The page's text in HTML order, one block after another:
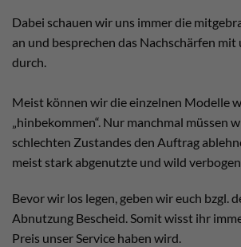
Dabei schauen wir uns immer die
an und besprechen das Nachschärfen
durch.
Meist können wir die einzelnen Modelle
„hinbekommen“. Nur manchmal müssen
schlechten Zustandes den Auftrag
meist stark abgenutzte und wild
Bevor wir los legen, geben wir euch bzgl.
Abnutzung Bescheid. Somit wisst ihr
Preis unser Service haben wird.